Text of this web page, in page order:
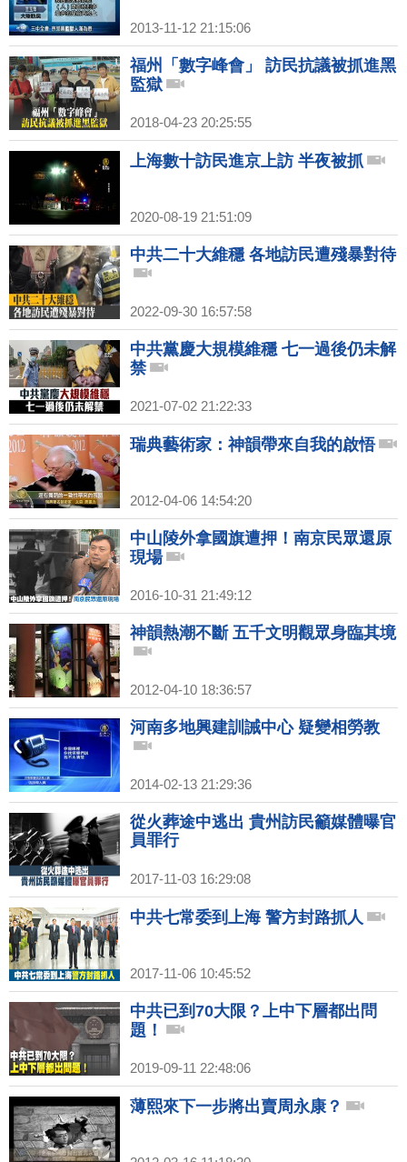
2013-11-12 21:15:06
福州「數字峰會」 訪民抗議被抓進黑
監獄
2018-04-23 20:25:55
上海數十訪民進京上訪 半夜被抓
2020-08-19 21:51:09
中共二十大維穩 各地訪民遭殘暴對待
2022-09-30 16:57:58
中共黨慶大規模維穩 七一過後仍未解
禁
2021-07-02 21:22:33
瑞典藝術家：神韻帶來自我的啟悟
2012-04-06 14:54:20
中山陵外拿國旗遭押！南京民眾還原
現場
2016-10-31 21:49:12
神韻熱潮不斷 五千文明觀眾身臨其境
2012-04-10 18:36:57
河南多地興建訓誡中心 疑變相勞教
2014-02-13 21:29:36
從火葬途中逃出 貴州訪民籲媒體曝官
員罪行
2017-11-03 16:29:08
中共七常委到上海 警方封路抓人
2017-11-06 10:45:52
中共已到70大限？上中下層都出問
題！
2019-09-11 22:48:06
薄熙來下一步將出賣周永康？